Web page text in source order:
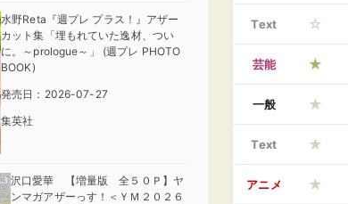
水野Reta『週プレ プラス！』アザー
カット集「埋もれていた逸材、つい
に。～prologue～」 (週プレ PHOTO
BOOK)
発売日：2026-07-27
集英社
沢口愛華 【増量版 全５０Ｐ】ヤ
ンマガアザーっす！＜ＹＭ２０２６
Text ☆
芸能 ★
一般 ★
Text ★
アニメ ★